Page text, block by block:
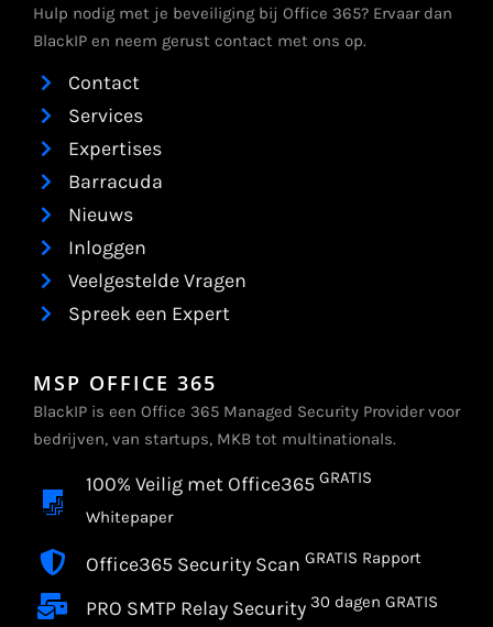
Hulp nodig met je beveiliging bij Office 365? Ervaar dan
BlackIP en neem gerust contact met ons op.
Contact
Services
Expertises
Barracuda
Nieuws
Inloggen
Veelgestelde Vragen
Spreek een Expert
MSP OFFICE 365
BlackIP is een Office 365 Managed Security Provider voor
bedrijven, van startups, MKB tot multinationals.
100% Veilig met Office365 GRATIS
Whitepaper
Office365 Security Scan GRATIS Rapport
PRO SMTP Relay Security 30 dagen GRATIS